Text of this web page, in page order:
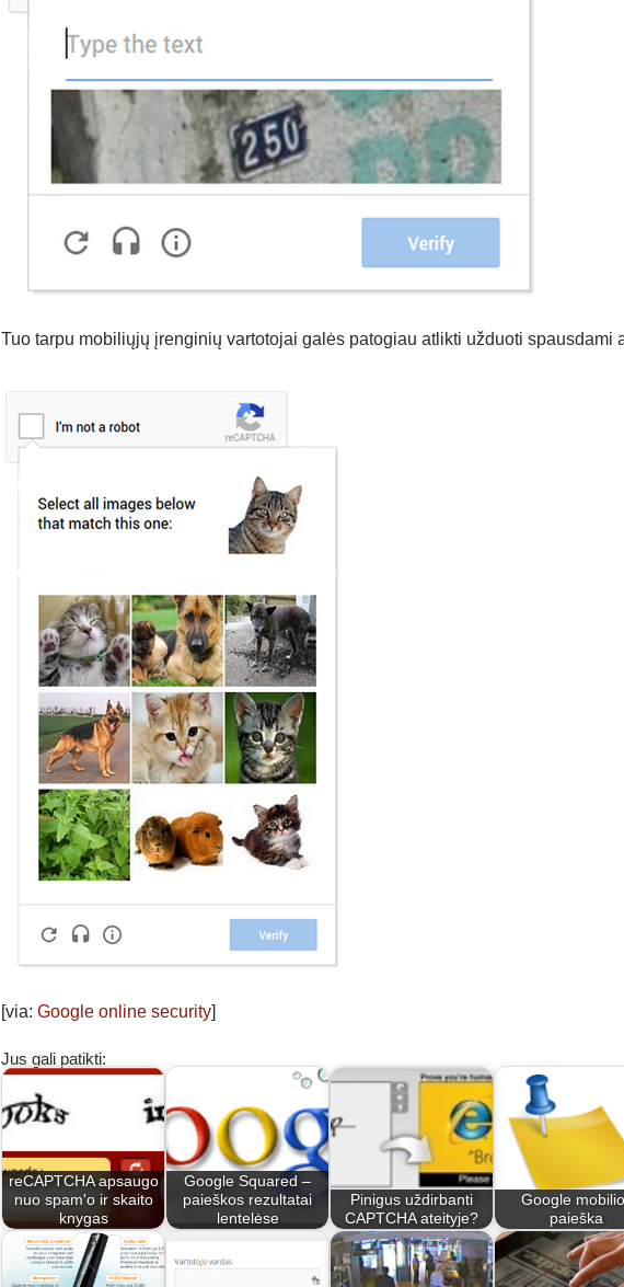
Tuo tarpu mobiliųjų įrenginių vartotojai galės patogiau atlikti užduoti spausdami
[via: Google online security]
Jus gali patikti:
reCAPTCHA apsaugo
nuo spam'o ir skaito
knygas
Google Squared –
paieškos rezultatai
lentelėse
Pinigus uždirbanti
CAPTCHA ateityje?
Google
paieška